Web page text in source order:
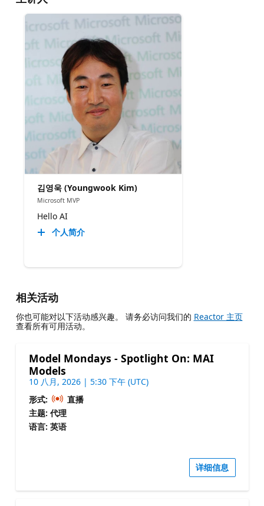
김영욱 (Youngwook Kim)
Microsoft MVP
Hello AI
个人简介
相关活动
你也可能对以下活动感兴趣。 请务必访问我们的 Reactor 主页
查看所有可用活动。
Model Mondays - Spotlight On: MAI
Models
10 八月, 2026 | 5:30 下午 (UTC)
形式:
直播
主题: 代理
语言: 英语
详细信息